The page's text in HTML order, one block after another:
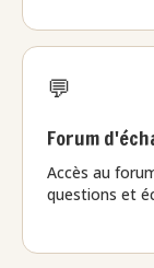
💬
Forum
Accès au
questions et